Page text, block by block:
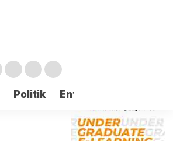
Politik Entertaintment